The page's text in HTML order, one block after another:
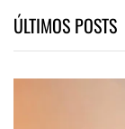
ÚLTIMOS POSTS